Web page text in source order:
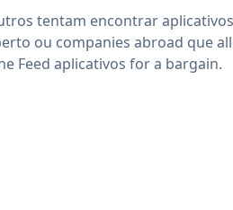
tentam encontrar
ou companies abroad que
Feed aplicativos for a bargain.